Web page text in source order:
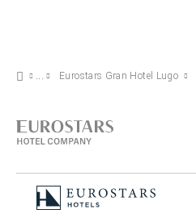
Eurostars Gran Hotel Lugo